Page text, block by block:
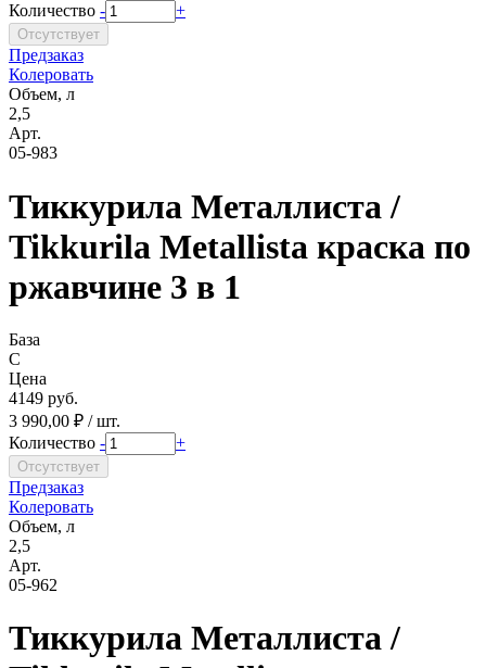
Количество - +
Предзаказ
Колеровать
Объем, л
2,5
Арт.
05-983
Тиккурила Металлиста /
Tikkurila Metallista краска по
ржавчине 3 в 1
База
C
Цена
4149 руб.
3 990,00 ₽ / шт.
Количество - +
Предзаказ
Колеровать
Объем, л
2,5
Арт.
05-962
Тиккурила Металлиста /